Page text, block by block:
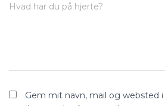
Hvad har du på hjerte?
Gem mit navn, mail og websted